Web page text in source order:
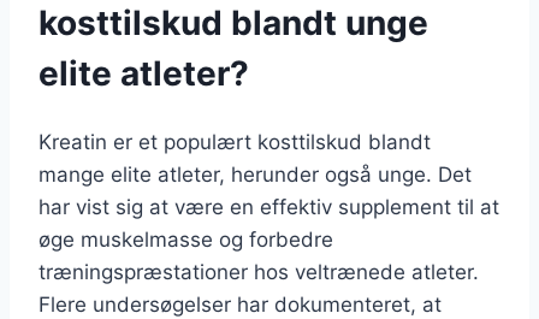
kosttilskud blandt unge
elite atleter?
Kreatin er et populært kosttilskud blandt
mange elite atleter, herunder også unge. Det
har vist sig at være en effektiv supplement til at
øge muskelmasse og forbedre
træningspræstationer hos veltrænede atleter.
Flere undersøgelser har dokumenteret, at